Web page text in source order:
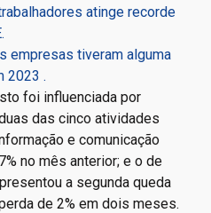
atinge recorde
empresas tiveram alguma
2023 .
foi influenciada por
das cinco atividades
e comunicação
no mês anterior; e o de
a segunda queda
de 2% em dois meses.